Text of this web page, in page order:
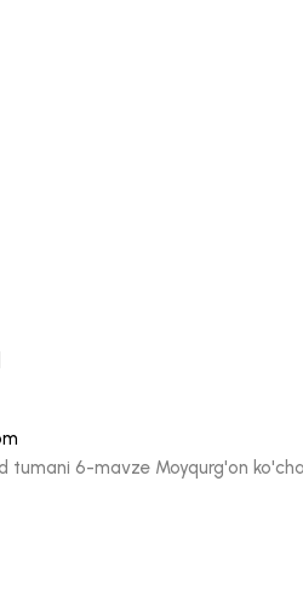
tumani 6-mavze Moyqurg'on